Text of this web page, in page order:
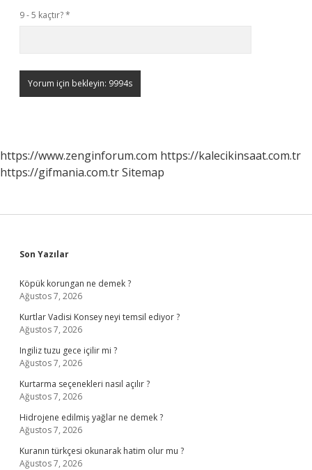
9 - 5 kaçtır?*
https://www.zenginforum.com https://kalecikinsaat.com.tr
https://gifmania.com.trSitemap
Sidebar
Son Yazılar
Köpük korungan ne demek ?
Ağustos 7, 2026
Kurtlar Vadisi Konsey neyi temsil ediyor ?
Ağustos 7, 2026
Ingiliz tuzu gece içilir mi ?
Ağustos 7, 2026
Kurtarma seçenekleri nasıl açılır ?
Ağustos 7, 2026
Hidrojene edilmiş yağlar ne demek ?
Ağustos 7, 2026
Kuranın türkçesi okunarak hatim olur mu ?
Ağustos 7, 2026